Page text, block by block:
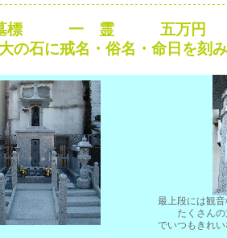
標 一 霊 五万円
石に戒名・俗名・命日を刻み
最上段には観
たくさんの
でいつもきれ